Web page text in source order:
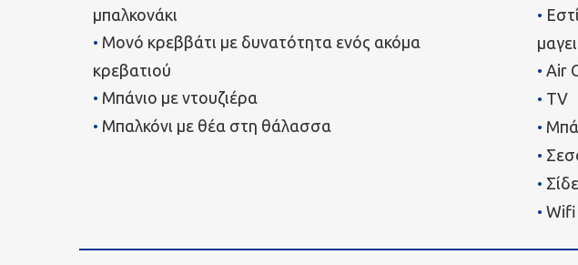
μπαλκονάκι
Μονό κρεββάτι με δυνατότητα ενός ακόμα
κρεβατιού
Μπάνιο με ντουζιέρα
Μπαλκόνι με θέα στη θάλασσα
Air
TV
Wifi